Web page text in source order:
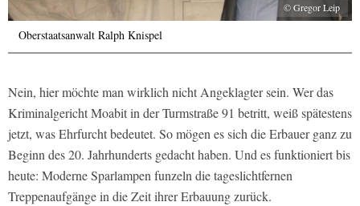
© Gregor Leip
Oberstaatsanwalt Ralph Knispel
Nein, hier möchte man wirklich nicht Angeklagter sein. Wer das
Kriminalgericht Moabit in der Turmstraße 91 betritt, weiß spätestens
jetzt, was Ehrfurcht bedeutet. So mögen es sich die Erbauer ganz zu
Beginn des 20. Jahrhunderts gedacht haben. Und es funktioniert bis
heute: Moderne Sparlampen funzeln die tageslichtfernen
Treppenaufgänge in die Zeit ihrer Erbauung zurück.